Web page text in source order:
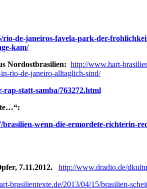
rio-de-janeiros-favela-park-der-
kam/
Nordostbrasilien: http://www.hart-
rio-de-janeiro-alltaglich-sind/
rap-statt-samba/763272.html
wenn-die-ermordete-richterin-
7.11.2012. http://www.dradio.de/
brasilientexte.de/2013/04/15/brasilien-